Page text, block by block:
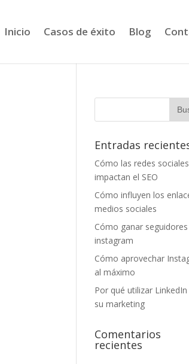
Inicio Casos de éxito Blog
Entradas
Cómo las redes sociales
impactan el SEO
Cómo influyen los
medios sociales
Cómo ganar
instagram
Cómo aprovechar
al máximo
Por qué utilizar
su marketing
Comentarios
recientes